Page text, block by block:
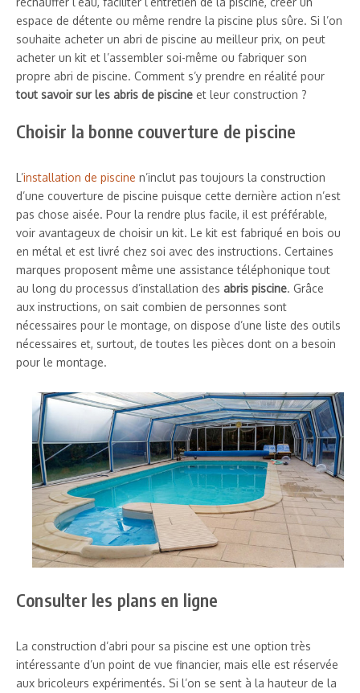
espace de détente ou même rendre la piscine plus sûre. Si l’on
souhaite acheter un abri de piscine au meilleur prix, on peut
acheter un kit et l’assembler soi-même ou fabriquer son
propre abri de piscine. Comment s’y prendre en réalité pour
tout savoir sur les abris de piscine et leur construction ?
Choisir la bonne couverture de piscine
L’installation de piscine n’inclut pas toujours la construction
d’une couverture de piscine puisque cette dernière action n’est
pas chose aisée. Pour la rendre plus facile, il est préférable,
voir avantageux de choisir un kit. Le kit est fabriqué en bois ou
en métal et est livré chez soi avec des instructions. Certaines
marques proposent même une assistance téléphonique tout
au long du processus d’installation des abris piscine. Grâce
aux instructions, on sait combien de personnes sont
nécessaires pour le montage, on dispose d’une liste des outils
nécessaires et, surtout, de toutes les pièces dont on a besoin
pour le montage.
Consulter les plans en ligne
La construction d’abri pour sa piscine est une option très
intéressante d’un point de vue financier, mais elle est réservée
aux bricoleurs expérimentés. Si l’on se sent à la hauteur de la